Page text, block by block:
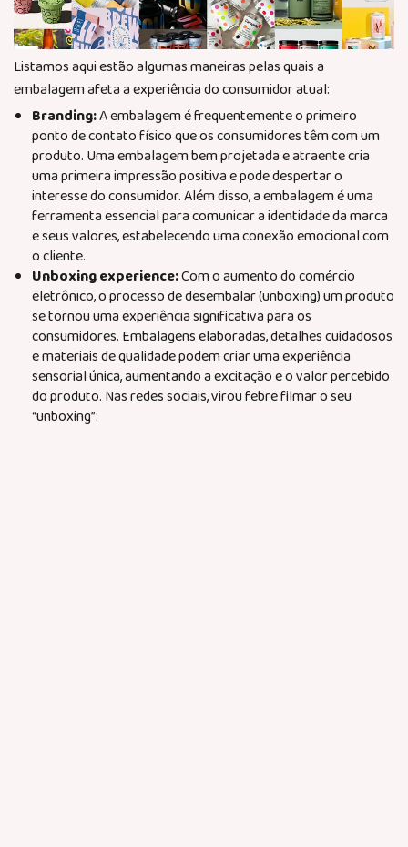
Listamos aqui estão algumas maneiras pelas quais a
embalagem afeta a experiência do consumidor atual:
Branding:A embalagem é frequentemente o primeiro
ponto de contato físico que os consumidores têm com um
produto. Uma embalagem bem projetada e atraente cria
uma primeira impressão positiva e pode despertar o
interesse do consumidor. Além disso, a embalagem é uma
ferramenta essencial para comunicar a identidade da marca
e seus valores, estabelecendo uma conexão emocional com
o cliente.
Unboxing experience:Com o aumento do comércio
eletrônico, o processo de desembalar (unboxing) um produto
se tornou uma experiência significativa para os
consumidores. Embalagens elaboradas, detalhes cuidadosos
e materiais de qualidade podem criar uma experiência
sensorial única, aumentando a excitação e o valor percebido
do produto. Nas redes sociais, virou febre filmar o seu
“unboxing”: